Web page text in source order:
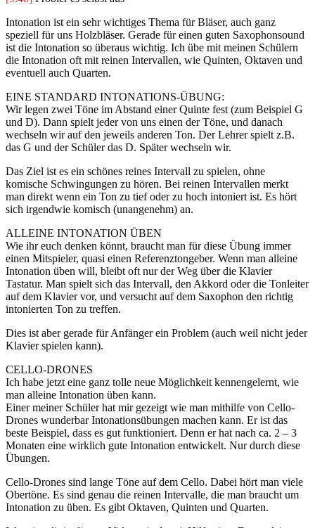
Intonation ist ein sehr wichtiges Thema für Bläser, auch ganz
speziell für uns Holzbläser. Gerade für einen guten Saxophonsound
ist die Intonation so überaus wichtig. Ich übe mit meinen Schülern
die Intonation oft mit reinen Intervallen, wie Quinten, Oktaven und
eventuell auch Quarten.
EINE STANDARD INTONATIONS-ÜBUNG:
Wir legen zwei Töne im Abstand einer Quinte fest (zum Beispiel G
und D). Dann spielt jeder von uns einen der Töne, und danach
wechseln wir auf den jeweils anderen Ton. Der Lehrer spielt z.B.
das G und der Schüler das D. Später wechseln wir.
Das Ziel ist es ein schönes reines Intervall zu spielen, ohne
komische Schwingungen zu hören. Bei reinen Intervallen merkt
man direkt wenn ein Ton zu tief oder zu hoch intoniert ist. Es hört
sich irgendwie komisch (unangenehm) an.
ALLEINE INTONATION ÜBEN
Wie ihr euch denken könnt, braucht man für diese Übung immer
einen Mitspieler, quasi einen Referenztongeber. Wenn man alleine
Intonation üben will, bleibt oft nur der Weg über die Klavier
Tastatur. Man spielt sich das Intervall, den Akkord oder die Tonleiter
auf dem Klavier vor, und versucht auf dem Saxophon den richtig
intonierten Ton zu treffen.
Dies ist aber gerade für Anfänger ein Problem (auch weil nicht jeder
Klavier spielen kann).
CELLO-DRONES
Ich habe jetzt eine ganz tolle neue Möglichkeit kennengelernt, wie
man alleine Intonation üben kann.
Einer meiner Schüler hat mir gezeigt wie man mithilfe von Cello-
Drones wunderbar Intonationsübungen machen kann. Er ist das
beste Beispiel, dass es gut funktioniert. Denn er hat nach ca. 2 – 3
Monaten eine wirklich gute Intonation entwickelt. Nur durch diese
Übungen.
Cello-Drones sind lange Töne auf dem Cello. Dabei hört man viele
Obertöne. Es sind genau die reinen Intervalle, die man braucht um
Intonation zu üben. Es gibt Oktaven, Quinten und Quarten.